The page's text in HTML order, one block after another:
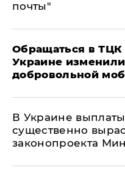
почты"
Обращаться в ТЦК
Украине
добровольной
В Украине
существенно
законопроекта